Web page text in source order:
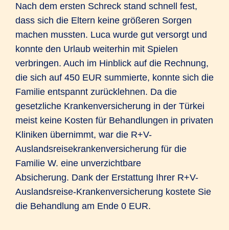
Nach dem ersten Schreck stand schnell fest,
dass sich die Eltern keine größeren Sorgen
machen mussten. Luca wurde gut versorgt und
konnte den Urlaub weiterhin mit Spielen
verbringen. Auch im Hinblick auf die Rechnung,
die sich auf 450 EUR summierte, konnte sich die
Familie entspannt zurücklehnen. Da die
gesetzliche Krankenversicherung in der Türkei
meist keine Kosten für Behandlungen in privaten
Kliniken übernimmt, war die R+V-
Auslandsreisekrankenversicherung für die
Familie W. eine unverzichtbare
Absicherung. Dank der Erstattung Ihrer R+V-
Auslandsreise-Krankenversicherung kostete Sie
die Behandlung am Ende 0 EUR.